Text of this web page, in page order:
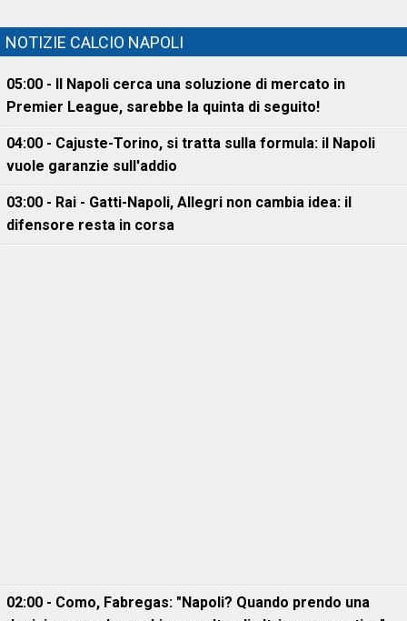
NOTIZIE CALCIO NAPOLI
05:00 - Il Napoli cerca una soluzione di mercato in
Premier League, sarebbe la quinta di seguito!
04:00 - Cajuste-Torino, si tratta sulla formula: il Napoli
vuole garanzie sull'addio
03:00 - Rai - Gatti-Napoli, Allegri non cambia idea: il
difensore resta in corsa
02:00 - Como, Fabregas: "Napoli? Quando prendo una